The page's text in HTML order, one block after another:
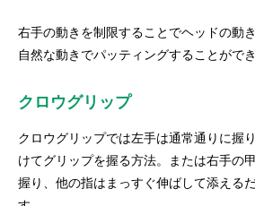
右手の動きを制限することでヘッドの動
自然な動きでパッティングすることができ
クロウグリップ
クロウグリップでは左手は通常通りに握
けてグリップを握る方法。または右手の
握り、他の指はまっすぐ伸ばして添える